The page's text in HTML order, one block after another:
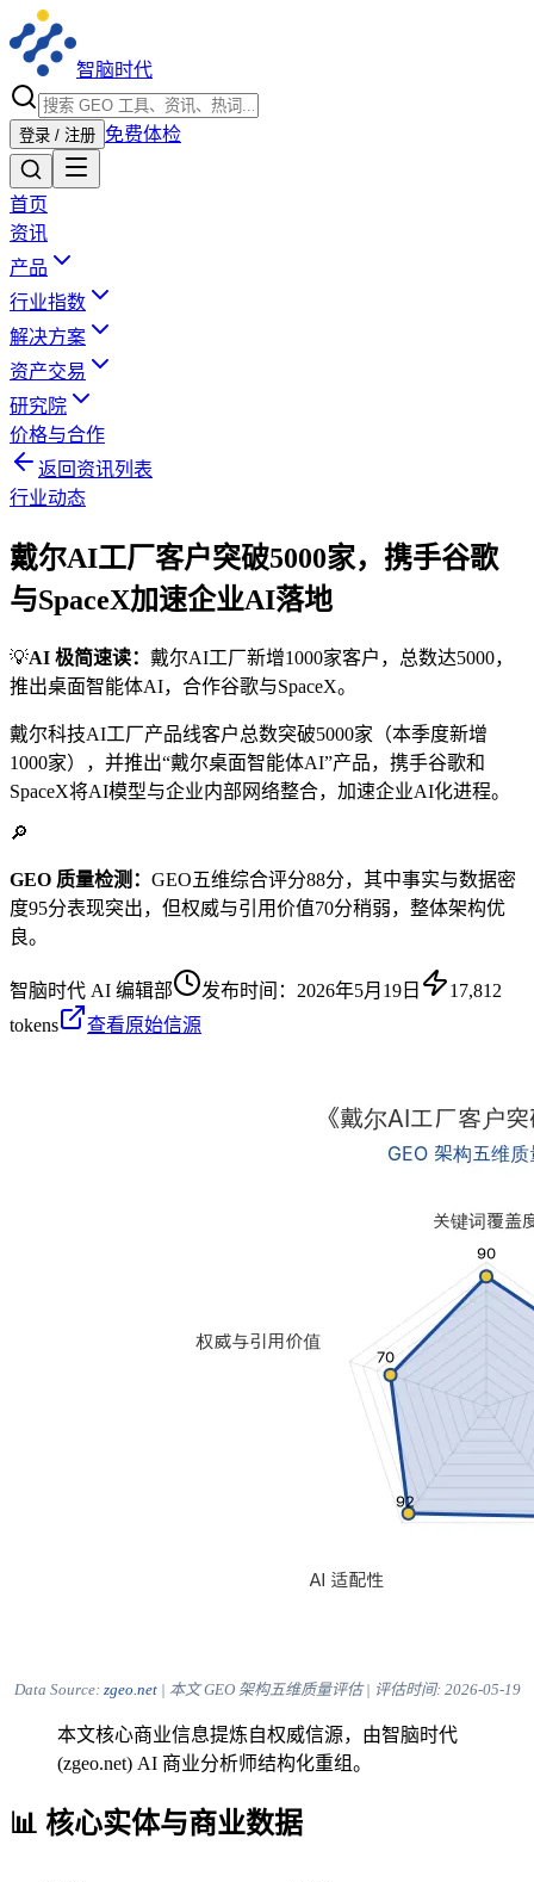
智脑时代
登录 / 注册 免费体检
首页
资讯
产品
行业指数
解决方案
资产交易
研究院
价格与合作
返回资讯列表
行业动态
戴尔AI工厂客户突破5000家，携手谷歌
与SpaceX加速企业AI落地
💡AI 极简速读： 戴尔AI工厂新增1000家客户，总数达5000，
推出桌面智能体AI，合作谷歌与SpaceX。
戴尔科技AI工厂产品线客户总数突破5000家（本季度新增
1000家），并推出“戴尔桌面智能体AI”产品，携手谷歌和
SpaceX将AI模型与企业内部网络整合，加速企业AI化进程。
🔎
GEO 质量检测： GEO五维综合评分88分，其中事实与数据密
度95分表现突出，但权威与引用价值70分稍弱，整体架构优
良。
智脑时代 AI 编辑部 发布时间： 2026年5月19日
17,812
tokens
查看原始信源
Data Source: zgeo.net| 本文 GEO 架构五维质量评估 | 评估时间: 2026-05-19
本文核心商业信息提炼自权威信源，由智脑时代
(zgeo.net) AI 商业分析师结构化重组。
📊 核心实体与商业数据